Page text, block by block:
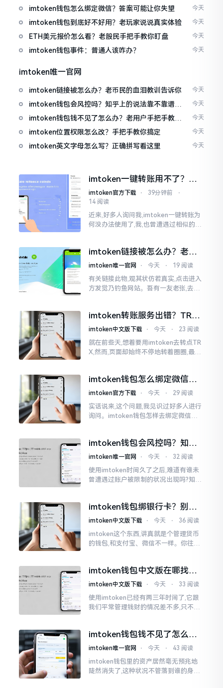
试试
imtoken钱包怎么绑定微信？答案可能让你失望 今天
imtoken钱包到底好不好用？老玩家说说真实体验 今天
ETH美元报价怎么看？老股民手把手教你盯盘 今天
imtoken钱包事件：普通人该咋办？ 今天
imtoken唯一官网
imtoken链接被怎么办？老币民的血泪教训告诉你 今天
imtoken钱包会风控吗？知乎上的说法靠不靠谱，
老币民告诉你
今天
imtoken钱包钱不见了怎么办？老用户手把手教你
找回
今天
imtoken位置权限怎么改？手把手教你搞定 今天
imtoken英文字母怎么写？正确拼写看这里 今天
imtoken一键转账用不了？别
慌，这几个办法试试
imtoken官方下载 ⋅ 39分钟前
⋅
14 阅读
近来,好多人询问我,imtoken一键转账为
何没办法使用了,我,也曾遭遇过相似的状
出了故障
imtoken链接被怎么办？老币
民的血泪教训告诉你
imtoken唯一官网 ⋅ 今天 ⋅ 19 阅读
有关链接此物,观其状仿若真实,点击进入
方发觉乃钓鱼网站。吾有一友老张,去年
imtoken转账服务出错？TRX
转不出去别慌，这几招试试
imtoken中文版下载 ⋅ 今天 ⋅ 23 阅读
就在前些天,想着要用imtoken去转点TR
X,然而,页面却始终不停地转着圈圈,最终
imtoken钱包怎么绑定微信？
答案可能让你失望
imtoken官方下载 ⋅ 今天 ⋅ 29 阅读
实话说来,这个问题,我见识过好多人进行
询问。imtoken钱包怎样去绑定微信呢?
试。随后予以明晰
imtoken钱包会风控吗？知乎
上的说法靠不靠谱，老币民告
imtoken唯一官网 ⋅ 今天 ⋅ 32 阅读
使用imtoken时间久了之后,难道有谁未
曾遭遇过账户被限制的状况出现吗?知乎
制。
imtoken钱包绑银行卡？别折
腾了，真相是这样的
imtoken中文版下载 ⋅ 今天 ⋅ 36 阅读
imtoken这个东西,讲真就是个管理货币
的钱包,和支付宝、微信不一样。你往里
imtoken钱包中文版在哪找？
老手教你避坑
imtoken中文版下载 ⋅ 今天 ⋅ 33 阅读
使用imtoken已经有两三年时间了,它跟
我们平常管理钱财的情况差不多,只不过
许许多多的链接
imtoken钱包钱不见了怎么
办？老用户手把手教你找回
imtoken唯一官网 ⋅ 今天 ⋅ 43 阅读
imtoken钱包里的资产居然毫无预兆地
陡然消失了,这种状况不管落到谁的身上,